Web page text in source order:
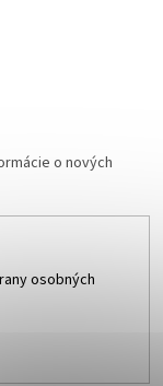
o nových
osobných